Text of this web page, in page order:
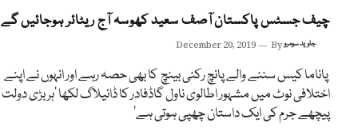
چیف جسٹس پاکستان آصف سعید کھوسہ آج ریٹائر ہوجائیں گے
December 20, 2019 Byجاوید سومرو
پاناما کیس سننے والے پانچ رکنی بینچ کا بھی حصہ رہے اور انہوں نے اپنے
اختلافی نوٹ میں مشہور اطالوی ناول گاڈفادر کا ڈائیلاگ لکھا ’ہر بڑی
پیچھے جرم کی ایک داستان چھپی ہوتی ہے‘